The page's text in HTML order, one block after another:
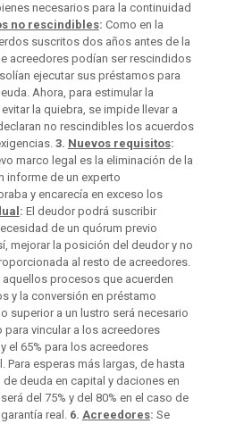
necesarios para la continuidad
no rescindibles: Como en la
suscritos dos años antes de la
acreedores podían ser rescindidos
ejecutar sus préstamos para
Ahora, para estimular la
la quiebra, se impide llevar a
no rescindibles los acuerdos
3. Nuevos requisitos:
marco legal es la eliminación de la
informe de un experto
y encarecía en exceso los
: El deudor podrá suscribir
de un quórum previo
mejorar la posición del deudor y no
al resto de acreedores.
aquellos procesos que acuerden
y la conversión en préstamo
superior a un lustro será necesario
para vincular a los acreedores
el 65% para los acreedores
Para esperas más largas, de hasta
deuda en capital y daciones en
del 75% y del 80% en el caso de
real. 6. Acreedores: Se